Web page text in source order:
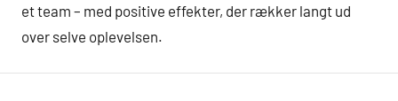
et team – med positive effekter, der rækker langt ud
over selve oplevelsen.